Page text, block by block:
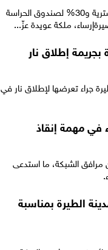
مصادرة جزئية لمبلغ التأمين وتوزيعه بنسبة 70% للمشترية و30% لصندوق الحراسة
ملكة عويدة عزّ...
(8 سنوات) بجراح خطيرة جراء تعرضها لإطلاق نار في
في مهمة إنقاذ
الشبكة، ما استدعى
الطيرة بمناسبة